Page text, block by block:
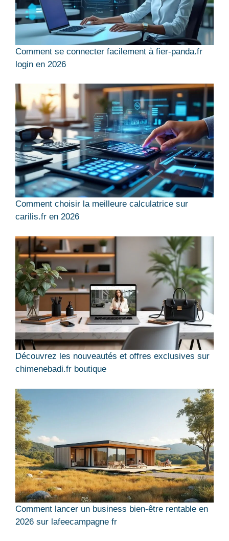
Comment se connecter facilement à fier-panda.fr
login en 2026
Comment choisir la meilleure calculatrice sur
carilis.fr en 2026
Découvrez les nouveautés et offres exclusives sur
chimenebadi.fr boutique
Comment lancer un business bien-être rentable en
2026 sur lafeecampagne fr